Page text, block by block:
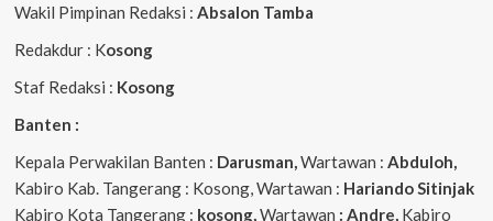
Wakil Pimpinan Redaksi : Absalon Tamba
Redakdur : Kosong
Staf Redaksi : Kosong
Banten :
Kepala Perwakilan Banten : Darusman, Wartawan : Abduloh,
Kabiro Kab. Tangerang : Kosong, Wartawan : Hariando Sitinjak
Kabiro Kota Tangerang : kosong, Wartawan : Andre, Kabiro